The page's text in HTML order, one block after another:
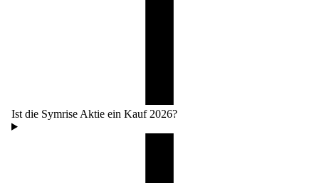
Ist die Symrise Aktie ein Kauf 2026?